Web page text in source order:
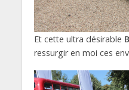
Et cette ultra désirable
ressurgir en moi ces